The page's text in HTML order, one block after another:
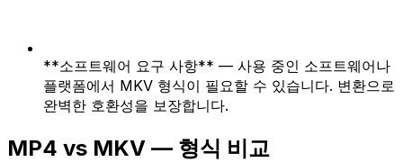
**소프트웨어 요구 사항** — 사용 중인 소프트웨어나
플랫폼에서 MKV 형식이 필요할 수 있습니다. 변환으로
완벽한 호환성을 보장합니다.
MP4 vs MKV — 형식 비교